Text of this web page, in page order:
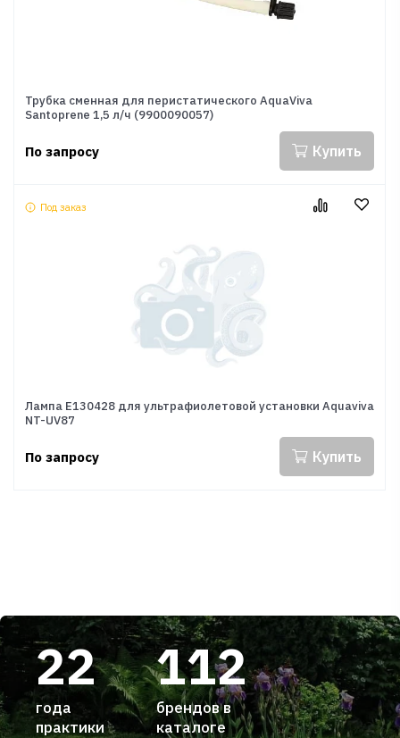
Трубка сменная для перистатического AquaViva
Santoprene 1,5 л/ч (9900090057)
По запросу Купить
Под заказ
Лампа E130428 для ультрафиолетовой установки Aquaviva
NT-UV87
По запросу Купить
22
года
практики
112
брендов в
каталоге